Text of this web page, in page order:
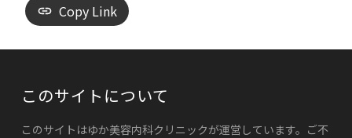
Copy Link
このサイトについて
このサイトはゆか美容内科クリニックが運営しています。ご不